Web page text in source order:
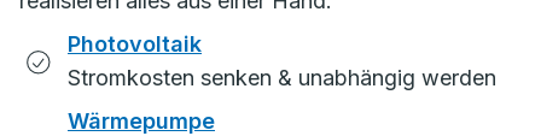
Photovoltaik
Stromkosten senken & unabhängig werden
Wärmepumpe